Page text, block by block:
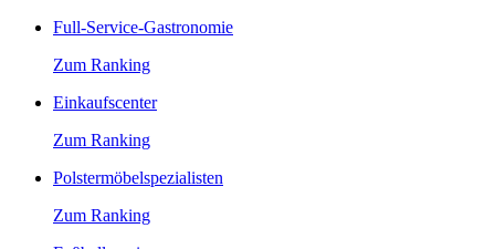
Full-Service-Gastronomie
Zum Ranking
Einkaufscenter
Zum Ranking
Polstermöbelspezialisten
Zum Ranking